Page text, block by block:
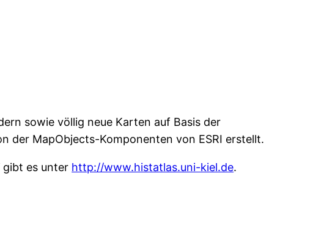
sowie völlig neue Karten auf Basis der
der MapObjects-Komponenten von ESRI erstellt.
gibt es unter http://www.histatlas.uni-kiel.de.